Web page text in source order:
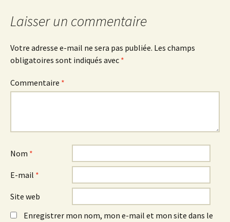
articles
Laisser un commentaire
Votre adresse e-mail ne sera pas publiée. Les champs
obligatoires sont indiqués avec *
Commentaire *
Nom *
E-mail *
Site web
Enregistrer mon nom, mon e-mail et mon site dans le